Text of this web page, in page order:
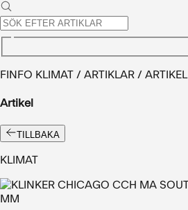
FINFO KLIMAT / ARTIKLAR / ARTIKEL
Artikel
TILLBAKA
KLIMAT